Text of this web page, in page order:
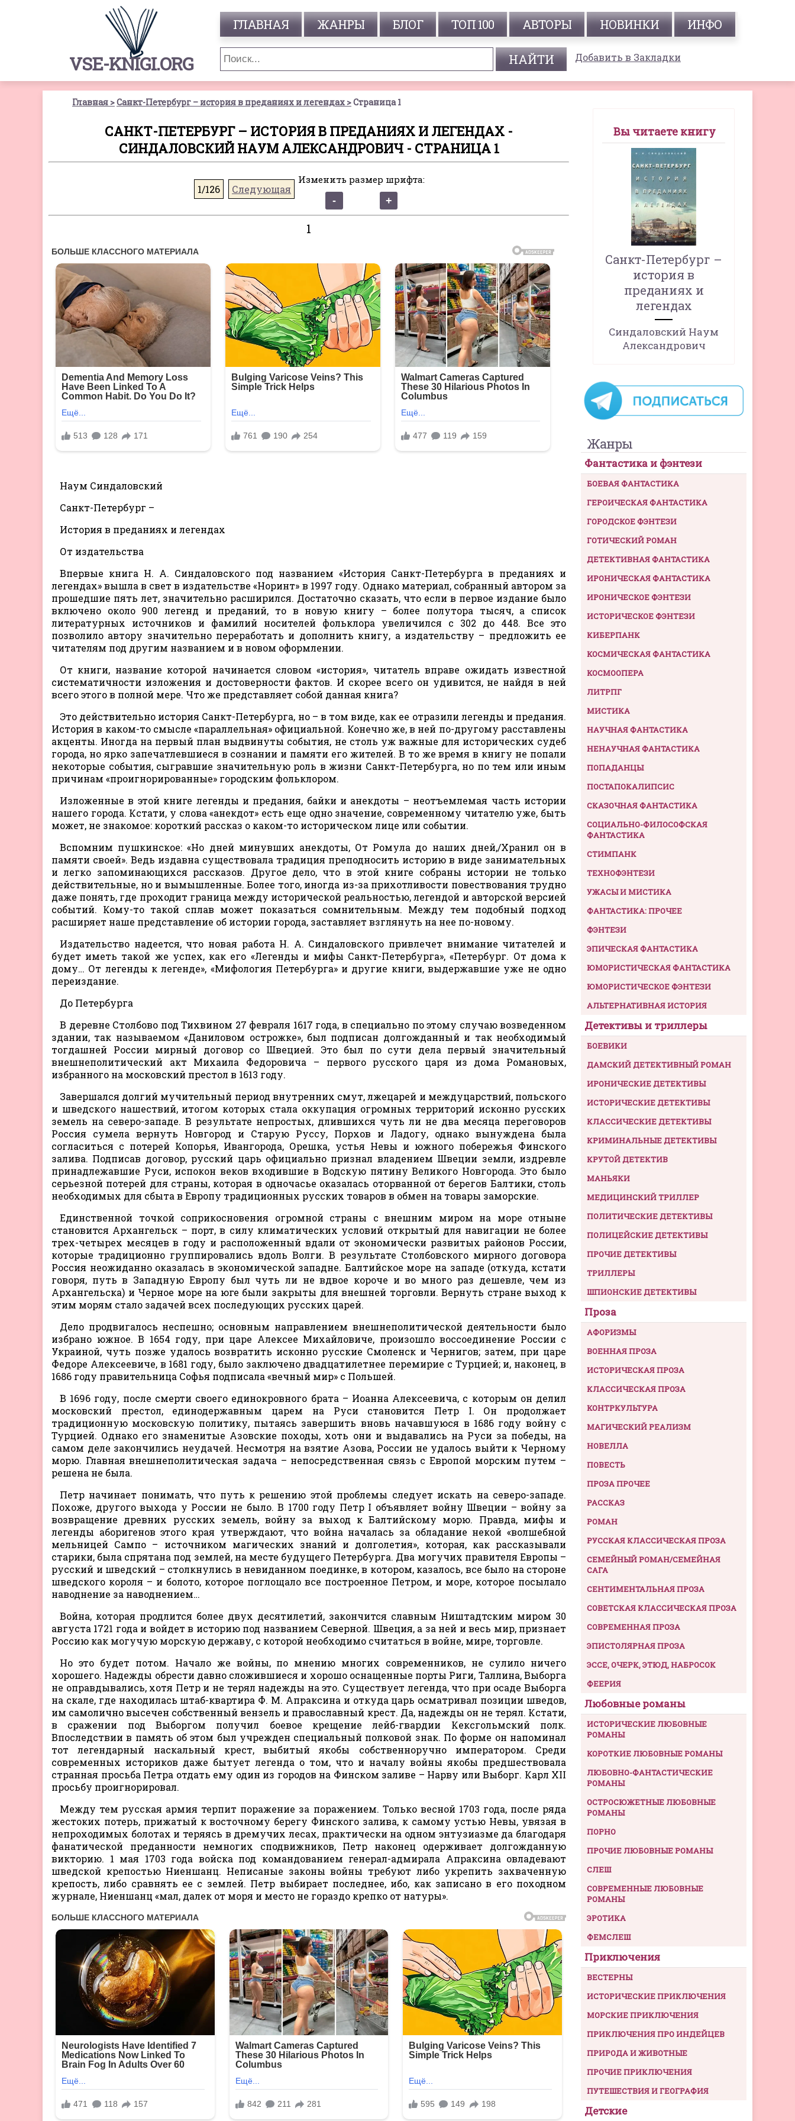
VSE-KNIGI.ORG
ГЛАВНАЯ ЖАНРЫ БЛОГ ТОП 100 АВТОРЫ НОВИНКИ ИНФО
Добавить в Закладки
Главная Санкт-Петербург – история в преданиях и легендах Страница 1
САНКТ-ПЕТЕРБУРГ – ИСТОРИЯ В ПРЕДАНИЯХ И ЛЕГЕНДАХ -
СИНДАЛОВСКИЙ НАУМ АЛЕКСАНДРОВИЧ - СТРАНИЦА 1
1/126 Следующая
Изменить размер шрифта:
1
Hаум Синдаловский
Санкт-Петербург –
История в преданиях и легендах
От издательства
Впервые книга Н. А. Синдаловского под названием «История Санкт-Петербурга в преданиях и
легендах» вышла в свет в издательстве «Норинт» в 1997 году. Однако материал, собранный автором за
прошедшие пять лет, значительно расширился. Достаточно сказать, что если в первое издание было
включено около 900 легенд и преданий, то в новую книгу – более полутора тысяч, а список
литературных источников и фамилий носителей фольклора увеличился с 302 до 448. Все это
позволило автору значительно переработать и дополнить книгу, а издательству – предложить ее
читателям под другим названием и в новом оформлении.
От книги, название которой начинается словом «история», читатель вправе ожидать известной
систематичности изложения и достоверности фактов. И скорее всего он удивится, не найдя в ней
всего этого в полной мере. Что же представляет собой данная книга?
Это действительно история Санкт-Петербурга, но – в том виде, как ее отразили легенды и предания.
История в каком-то смысле «параллельная» официальной. Конечно же, в ней по-другому расставлены
акценты. Иногда на первый план выдвинуты события, не столь уж важные для исторических судеб
города, но ярко запечатлевшиеся в сознании и памяти его жителей. В то же время в книгу не попали
некоторые события, сыгравшие значительную роль в жизни Санкт-Петербурга, но по тем или иным
причинам «проигнорированные» городским фольклором.
Изложенные в этой книге легенды и предания, байки и анекдоты – неотъемлемая часть истории
нашего города. Кстати, у слова «анекдот» есть еще одно значение, современному читателю уже, быть
может, не знакомое: короткий рассказ о каком-то историческом лице или событии.
Вспомним пушкинское: «Но дней минувших анекдоты, От Ромула до наших дней,/Хранил он в
памяти своей». Ведь издавна существовала традиция преподносить историю в виде занимательных
и легко запоминающихся рассказов. Другое дело, что в этой книге собраны истории не только
действительные, но и вымышленные. Более того, иногда из-за прихотливости повествования трудно
даже понять, где проходит граница между исторической реальностью, легендой и авторской версией
событий. Кому-то такой сплав может показаться сомнительным. Между тем подобный подход
расширяет наше представление об истории города, заставляет взглянуть на нее по-новому.
Издательство надеется, что новая работа Н. А. Синдаловского привлечет внимание читателей и
будет иметь такой же успех, как его «Легенды и мифы Санкт-Петербурга», «Петербург. От дома к
дому… От легенды к легенде», «Мифология Петербурга» и другие книги, выдержавшие уже не одно
переиздание.
До Петербурга
В деревне Столбово под Тихвином 27 февраля 1617 года, в специально по этому случаю возведенном
здании, так называемом «Даниловом острожке», был подписан долгожданный и так необходимый
тогдашней России мирный договор со Швецией. Это был по сути дела первый значительный
внешнеполитический акт Михаила Федоровича – первого русского царя из дома Романовых,
избранного на московский престол в 1613 году.
Завершался долгий мучительный период внутренних смут, лжецарей и междуцарствий, польского
и шведского нашествий, итогом которых стала оккупация огромных территорий исконно русских
земель на северо-западе. В результате непростых, длившихся чуть ли не два месяца переговоров
Россия сумела вернуть Новгород и Старую Руссу, Порхов и Ладогу, однако вынуждена была
согласиться с потерей Копорья, Ивангорода, Орешка, устья Невы и южного побережья Финского
залива. Подписав договор, русский царь официально признал владением Швеции земли, издревле
принадлежавшие Руси, испокон веков входившие в Водскую пятину Великого Новгорода. Это было
серьезной потерей для страны, которая в одночасье оказалась оторванной от берегов Балтики, столь
необходимых для сбыта в Европу традиционных русских товаров в обмен на товары заморские.
Единственной точкой соприкосновения огромной страны с внешним миром на море отныне
становится Архангельск – порт, в силу климатических условий открытый для навигации не более
трех-четырех месяцев в году и расположенный вдали от экономически развитых районов России,
которые традиционно группировались вдоль Волги. В результате Столбовского мирного договора
Россия неожиданно оказалась в экономической западне. Балтийское море на западе (откуда, кстати
говоря, путь в Западную Европу был чуть ли не вдвое короче и во много раз дешевле, чем из
Архангельска) и Черное море на юге были закрыты для внешней торговли. Вернуть стране выход к
этим морям стало задачей всех последующих русских царей.
Дело продвигалось неспешно; основным направлением внешнеполитической деятельности было
избрано южное. В 1654 году, при царе Алексее Михайловиче, произошло воссоединение России с
Украиной, чуть позже удалось возвратить исконно русские Смоленск и Чернигов; затем, при царе
Федоре Алексеевиче, в 1681 году, было заключено двадцатилетнее перемирие с Турцией; и, наконец, в
1686 году правительница Софья подписала «вечный мир» с Польшей.
В 1696 году, после смерти своего единокровного брата – Иоанна Алексеевича, с которым он делил
московский престол, единодержавным царем на Руси становится Петр I. Он продолжает
традиционную московскую политику, пытаясь завершить вновь начавшуюся в 1686 году войну с
Турцией. Однако его знаменитые Азовские походы, хоть они и выдавались на Руси за победы, на
самом деле закончились неудачей. Несмотря на взятие Азова, России не удалось выйти к Черному
морю. Главная внешнеполитическая задача – непосредственная связь с Европой морским путем –
решена не была.
Петр начинает понимать, что путь к решению этой проблемы следует искать на северо-западе.
Похоже, другого выхода у России не было. В 1700 году Петр I объявляет войну Швеции – войну за
возвращение древних русских земель, войну за выход к Балтийскому морю. Правда, мифы и
легенды аборигенов этого края утверждают, что война началась за обладание некой «волшебной
мельницей Сампо – источником магических знаний и долголетия», которая, как рассказывали
старики, была спрятана под землей, на месте будущего Петербурга. Два могучих правителя Европы –
русский и шведский – столкнулись в невиданном поединке, в котором, казалось, все было на стороне
шведского короля – и болото, которое поглощало все построенное Петром, и море, которое посылало
наводнение за наводнением…
Война, которая продлится более двух десятилетий, закончится славным Ништадтским миром 30
августа 1721 года и войдет в историю под названием Северной. Швеция, а за ней и весь мир, признает
Россию как могучую морскую державу, с которой необходимо считаться в войне, мире, торговле.
Но это будет потом. Начало же войны, по мнению многих современников, не сулило ничего
хорошего. Надежды обрести давно сложившиеся и хорошо оснащенные порты Риги, Таллина, Выборга
не оправдывались, хотя Петр и не терял надежды на это. Существует легенда, что при осаде Выборга
на скале, где находилась штаб-квартира Ф. М. Апраксина и откуда царь осматривал позиции шведов,
им самолично высечен собственный вензель и православный крест. Да, надежды он не терял. Кстати,
в сражении под Выборгом получил боевое крещение лейб-гвардии Кексгольмский полк.
Впоследствии в память об этом был учрежден специальный полковой знак. По форме он напоминал
тот легендарный наскальный крест, выбитый якобы собственноручно императором. Среди
современных историков даже бытует легенда о том, что и началу войны якобы предшествовала
странная просьба Петра отдать ему один из городов на Финском заливе – Нарву или Выборг. Карл XII
просьбу проигнорировал.
Между тем русская армия терпит поражение за поражением. Только весной 1703 года, после ряда
жестоких потерь, прижатый к восточному берегу Финского залива, к самому устью Невы, увязая в
непроходимых болотах и теряясь в дремучих лесах, практически на одном энтузиазме да благодаря
фанатической преданности немногих сподвижников, Петр наконец одерживает долгожданную
викторию. 1 мая 1703 года войска под командованием генерал-адмирала Апраксина овладевают
шведской крепостью Ниеншанц. Неписаные законы войны требуют либо укрепить захваченную
крепость, либо сравнять ее с землей. Петр выбирает последнее, ибо, как записано в его походном
журнале, Ниеншанц «мал, далек от моря и место не гораздо крепко от натуры».
Вы читаете книгу
Санкт-Петербург –
история в
преданиях и
легендах
Синдаловский Наум
Александрович
Жанры
Фантастика и фэнтези
БОЕВАЯ ФАНТАСТИКА
ГЕРОИЧЕСКАЯ ФАНТАСТИКА
ГОРОДСКОЕ ФЭНТЕЗИ
ГОТИЧЕСКИЙ РОМАН
ДЕТЕКТИВНАЯ ФАНТАСТИКА
ИРОНИЧЕСКАЯ ФАНТАСТИКА
ИРОНИЧЕСКОЕ ФЭНТЕЗИ
ИСТОРИЧЕСКОЕ ФЭНТЕЗИ
КИБЕРПАНК
КОСМИЧЕСКАЯ ФАНТАСТИКА
КОСМООПЕРА
ЛИТРПГ
МИСТИКА
НАУЧНАЯ ФАНТАСТИКА
НЕНАУЧНАЯ ФАНТАСТИКА
ПОПАДАНЦЫ
ПОСТАПОКАЛИПСИС
СКАЗОЧНАЯ ФАНТАСТИКА
СОЦИАЛЬНО-ФИЛОСОФСКАЯ
ФАНТАСТИКА
СТИМПАНК
ТЕХНОФЭНТЕЗИ
УЖАСЫ И МИСТИКА
ФАНТАСТИКА: ПРОЧЕЕ
ФЭНТЕЗИ
ЭПИЧЕСКАЯ ФАНТАСТИКА
ЮМОРИСТИЧЕСКАЯ ФАНТАСТИКА
ЮМОРИСТИЧЕСКОЕ ФЭНТЕЗИ
АЛЬТЕРНАТИВНАЯ ИСТОРИЯ
Детективы и триллеры
БОЕВИКИ
ДАМСКИЙ ДЕТЕКТИВНЫЙ РОМАН
ИРОНИЧЕСКИЕ ДЕТЕКТИВЫ
ИСТОРИЧЕСКИЕ ДЕТЕКТИВЫ
КЛАССИЧЕСКИЕ ДЕТЕКТИВЫ
КРИМИНАЛЬНЫЕ ДЕТЕКТИВЫ
КРУТОЙ ДЕТЕКТИВ
МАНЬЯКИ
МЕДИЦИНСКИЙ ТРИЛЛЕР
ПОЛИТИЧЕСКИЕ ДЕТЕКТИВЫ
ПОЛИЦЕЙСКИЕ ДЕТЕКТИВЫ
ПРОЧИЕ ДЕТЕКТИВЫ
ТРИЛЛЕРЫ
ШПИОНСКИЕ ДЕТЕКТИВЫ
Проза
АФОРИЗМЫ
ВОЕННАЯ ПРОЗА
ИСТОРИЧЕСКАЯ ПРОЗА
КЛАССИЧЕСКАЯ ПРОЗА
КОНТРКУЛЬТУРА
МАГИЧЕСКИЙ РЕАЛИЗМ
НОВЕЛЛА
ПОВЕСТЬ
ПРОЗА ПРОЧЕЕ
РАССКАЗ
РОМАН
РУССКАЯ КЛАССИЧЕСКАЯ ПРОЗА
СЕМЕЙНЫЙ РОМАН/СЕМЕЙНАЯ
САГА
СЕНТИМЕНТАЛЬНАЯ ПРОЗА
СОВЕТСКАЯ КЛАССИЧЕСКАЯ ПРОЗА
СОВРЕМЕННАЯ ПРОЗА
ЭПИСТОЛЯРНАЯ ПРОЗА
ЭССЕ, ОЧЕРК, ЭТЮД, НАБРОСОК
ФЕЕРИЯ
Любовные романы
ИСТОРИЧЕСКИЕ ЛЮБОВНЫЕ
РОМАНЫ
КОРОТКИЕ ЛЮБОВНЫЕ РОМАНЫ
ЛЮБОВНО-ФАНТАСТИЧЕСКИЕ
РОМАНЫ
ОСТРОСЮЖЕТНЫЕ ЛЮБОВНЫЕ
РОМАНЫ
ПОРНО
ПРОЧИЕ ЛЮБОВНЫЕ РОМАНЫ
СЛЕШ
СОВРЕМЕННЫЕ ЛЮБОВНЫЕ
РОМАНЫ
ЭРОТИКА
ФЕМСЛЕШ
Приключения
ВЕСТЕРНЫ
ИСТОРИЧЕСКИЕ ПРИКЛЮЧЕНИЯ
МОРСКИЕ ПРИКЛЮЧЕНИЯ
ПРИКЛЮЧЕНИЯ ПРО ИНДЕЙЦЕВ
ПРИРОДА И ЖИВОТНЫЕ
ПРОЧИЕ ПРИКЛЮЧЕНИЯ
ПУТЕШЕСТВИЯ И ГЕОГРАФИЯ
Детские